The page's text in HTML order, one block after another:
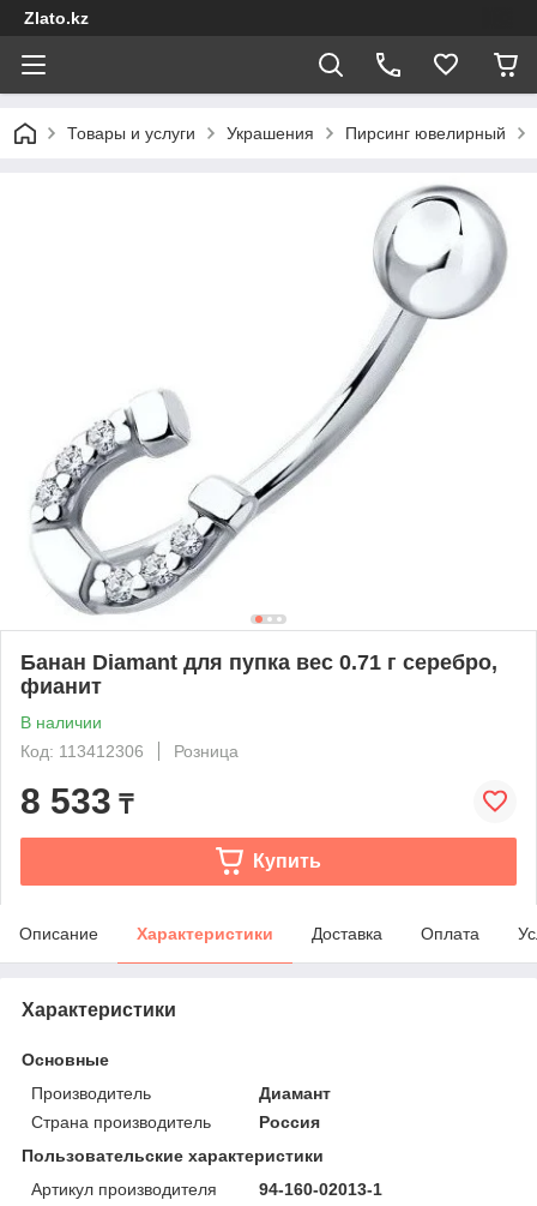
Zlato.kz
Товары и услуги Украшения Пирсинг ювелирный
Банан Diamant для пупка вес 0.71 г серебро,
фианит
В наличии
Код: 113412306
Розница
8 533 ₸
Купить
Описание Характеристики Доставка Оплата
Характеристики
Основные
Производитель
Диамант
Страна производитель
Россия
Пользовательские характеристики
Артикул производителя
94-160-02013-1